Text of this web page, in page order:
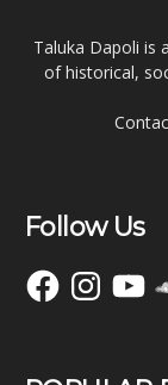
Taluka Dapoli is
of historical,
Follow Us
FacebookInstagram